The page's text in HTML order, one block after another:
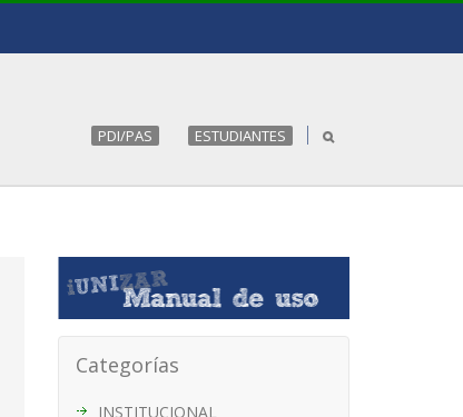
PDI/PAS ESTUDIANTES
Categorías
INSTITUCIONAL